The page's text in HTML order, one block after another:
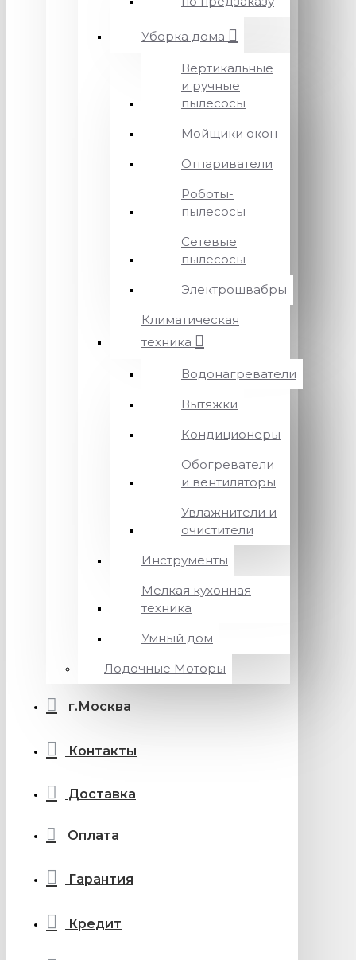
Уборка дома
Вертикальные
и ручные
пылесосы
Мойщики окон
Отпариватели
Роботы-
пылесосы
Сетевые
пылесосы
Электрошвабры
Климатическая
техника
Водонагреватели
Вытяжки
Кондиционеры
Обогреватели
и вентиляторы
Увлажнители и
очистители
Инструменты
Мелкая кухонная
техника
Умный дом
Лодочные Моторы
г.Москва
Контакты
Доставка
Оплата
Гарантия
Кредит